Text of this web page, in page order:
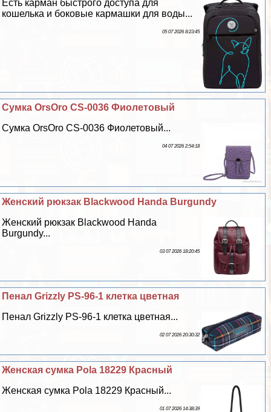
Есть карман быстрого доступа для
кошелька и боковые кармашки для воды...
05 07 2026 8:23:45
Сумка OrsOro CS-0036 Фиолетовый
Сумка OrsOro CS-0036 Фиолетовый...
04 07 2026 2:54:18
Женский рюкзак Blackwood Handa Burgundy
Женский рюкзак Blackwood Handa
Burgundy...
03 07 2026 18:20:45
Пенал Grizzly PS-96-1 клетка цветная
Пенал Grizzly PS-96-1 клетка цветная...
02 07 2026 20:30:32
Женская сумка Pola 18229 Красный
Женская сумка Pola 18229 Красный...
01 07 2026 14:38:39